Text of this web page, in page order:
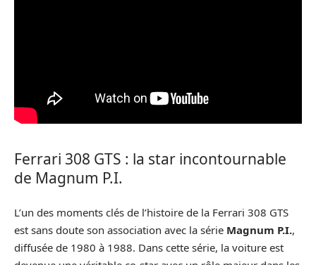
Ferrari 308 GTS : la star incontournable
de Magnum P.I.
L’un des moments clés de l’histoire de la Ferrari 308 GTS
est sans doute son association avec la série Magnum P.I.,
diffusée de 1980 à 1988. Dans cette série, la voiture est